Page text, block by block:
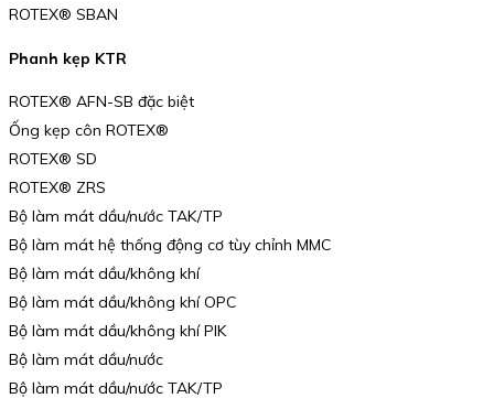
ROTEX® SBAN
Phanh kẹp KTR
ROTEX® AFN-SB đặc biệt
Ống kẹp côn ROTEX®
ROTEX® SD
ROTEX® ZRS
Bộ làm mát dầu/nước TAK/TP
Bộ làm mát hệ thống động cơ tùy chỉnh MMC
Bộ làm mát dầu/không khí
Bộ làm mát dầu/không khí OPC
Bộ làm mát dầu/không khí PIK
Bộ làm mát dầu/nước
Bộ làm mát dầu/nước TAK/TP